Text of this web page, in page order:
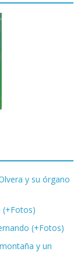
y su órgano
(+Fotos)
(+Fotos)
y un